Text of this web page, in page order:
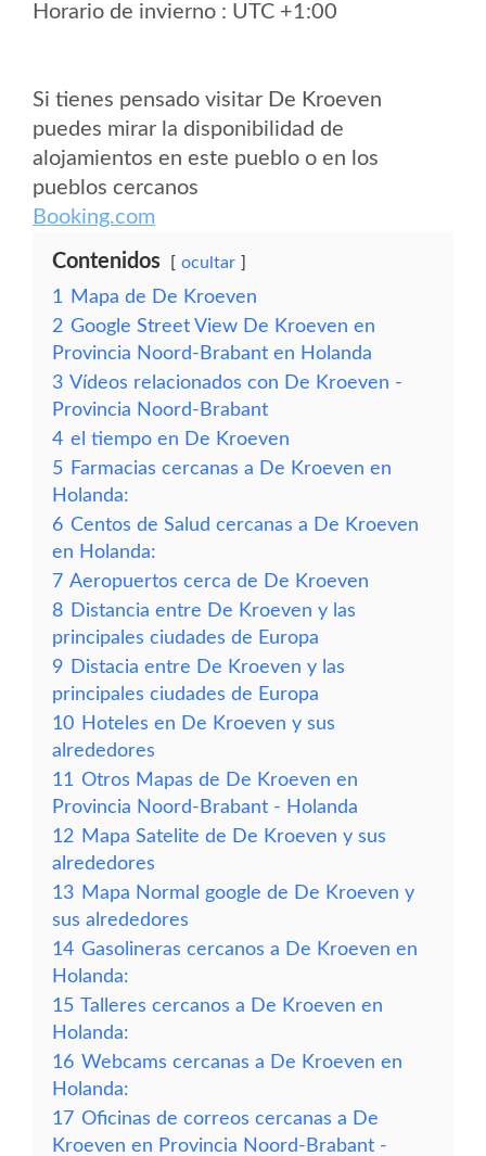
Horario de invierno : UTC +1:00
Si tienes pensado visitar De Kroeven
puedes mirar la disponibilidad de
alojamientos en este pueblo o en los
pueblos cercanos
Booking.com
Contenidos ocultar
1
Mapa de De Kroeven
2 Google Street View De Kroeven en
Provincia Noord-Brabant en Holanda
3 Vídeos relacionados con De Kroeven -
Provincia Noord-Brabant
4 el tiempo en De Kroeven
5 Farmacias cercanas a De Kroeven en
Holanda:
6 Centos de Salud cercanas a De Kroeven
en Holanda:
7 Aeropuertos cerca de De Kroeven
8 Distancia entre De Kroeven y las
principales ciudades de Europa
9 Distacia entre De Kroeven y las
principales ciudades de Europa
10 Hoteles en De Kroeven y sus
alrededores
11 Otros Mapas de De Kroeven en
Provincia Noord-Brabant - Holanda
12 Mapa Satelite de De Kroeven y sus
alrededores
13 Mapa Normal google de De Kroeven y
sus alrededores
14 Gasolineras cercanos a De Kroeven en
Holanda:
15 Talleres cercanos a De Kroeven en
Holanda:
16 Webcams cercanas a De Kroeven en
Holanda:
17 Oficinas de correos cercanas a De
Kroeven en Provincia Noord-Brabant -